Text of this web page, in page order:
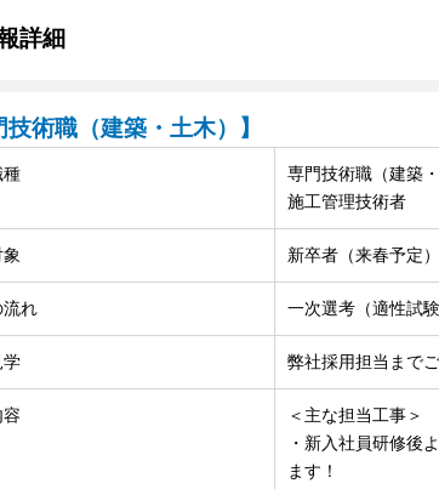
詳細
技術職（建築・土木）】
種
専門技術職（建築・
施工管理技術者
新卒者（来春予定）
流れ 一次選考（適性試
学 弊社採用担当まで
＜主な担当工事＞
・新入社員研修後
ます！